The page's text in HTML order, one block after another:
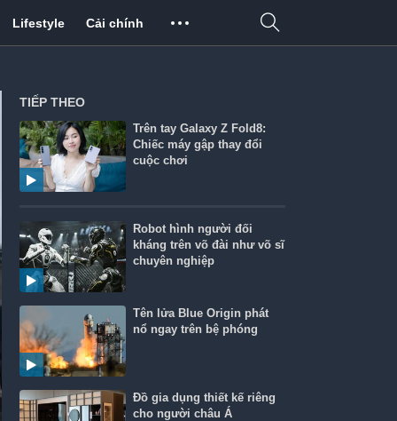
Lifestyle Cải chính
TIẾP THEO
Trên tay Galaxy Z Fold8:
Chiếc máy gập thay đổi
cuộc chơi
Robot hình người đối
kháng trên võ đài như võ sĩ
chuyên nghiệp
Tên lửa Blue Origin phát
nổ ngay trên bệ phóng
Đồ gia dụng thiết kế riêng
cho người châu Á